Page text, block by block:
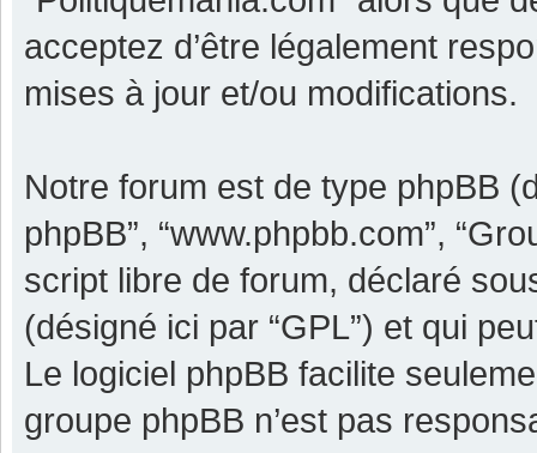
acceptez d’être légalement
mises à jour et/ou modifications.
Notre forum est de type phpBB
phpBB”, “www.phpbb.com”,
script libre de forum, déclaré
(désigné ici par “GPL”) et qui
Le logiciel phpBB facilite
groupe phpBB n’est pas